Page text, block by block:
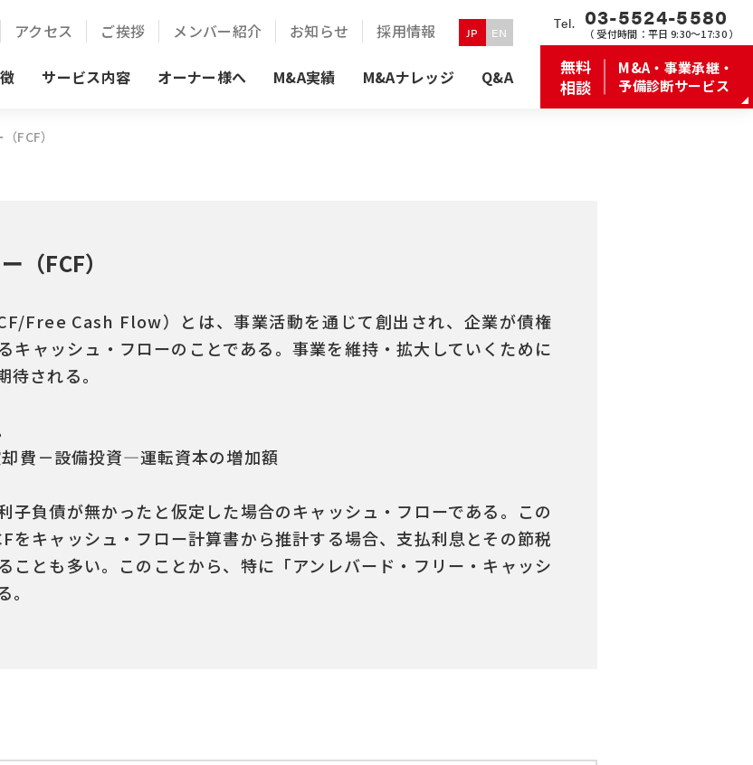
アクセス ご挨拶 メンバー紹介 お知らせ 採用情報 JP EN
サービス内容 オーナー様へ M&A実績 M&Aナレッジ Q&A
Tel. 03-5524-5580
（ 受付時間： 平日 9:30〜17:30 ）
無料
相談
M&A・事業承継・
予備診断サービス
FCF）
（FCF）
Free Cash Flow）とは、事業活動を通じて創出され、企業が債権
キャッシュ・フローのことである。事業を維持・拡大していくために
される。
費－設備投資―運転資本の増加額
子負債が無かったと仮定した場合のキャッシュ・フローである。この
をキャッシュ・フロー計算書から推計する場合、支払利息とその節税
ことも多い。このことから、特に「アンレバード・フリー・キャッシ